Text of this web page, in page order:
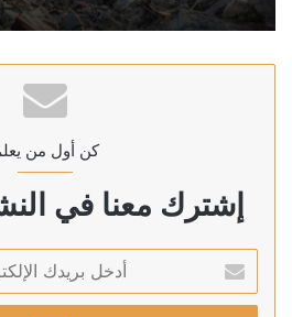
كن أول من
إشترك معنا في
بريدك
الإلكتروني